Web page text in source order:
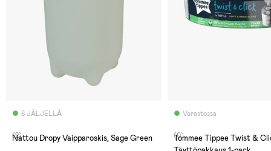
8 JÄLJELLÄ
(2)
Nattou Dropy Vaipparoskis, Sage Green
Varastossa
(0)
Tommee Tippee Twist &